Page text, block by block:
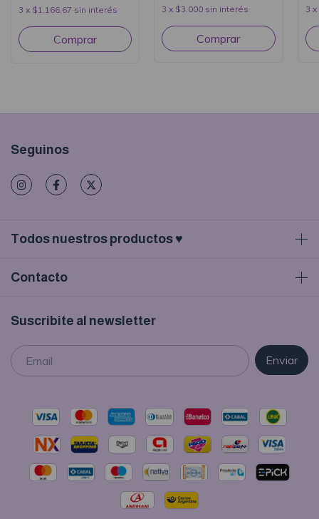
3 x $1.166,67 sin interés 3 x $3.000 sin interés 3 x
Seguinos
Todos nuestros productos ♥
Contacto
Suscribite al newsletter